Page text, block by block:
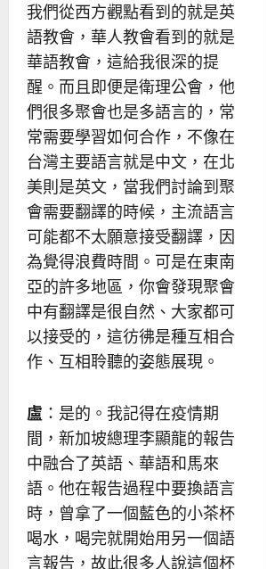
我們從西方觀點看到的就是英
語教會，華人教會看到的就是
華語教會，這給我很深的提
醒。而且即便是衛理公會，他
們很多聚會也是多語言的，常
常需要學習如何合作，不像在
台灣主要語言就是中文，在北
美則是英文，當我們討論到聚
會需要翻譯的時候，主流語言
可能都不太願意接受翻譯，因
為覺得浪費時間。可是在東南
亞的許多地區，你會發現聚會
中有翻譯是很自然、大家都可
以接受的，這彷彿是種互相合
作、互相聆聽的姿態展現。
盧 ：是的。我記得在疫情期
間，新加坡總理李顯龍的報告
中融合了英語、華語和馬來
語。他在報告過程中要換語言
時，曾拿了一個藍色的小茶杯
喝水，喝完就開始用另一個語
言報告，故此很多人說這個杯